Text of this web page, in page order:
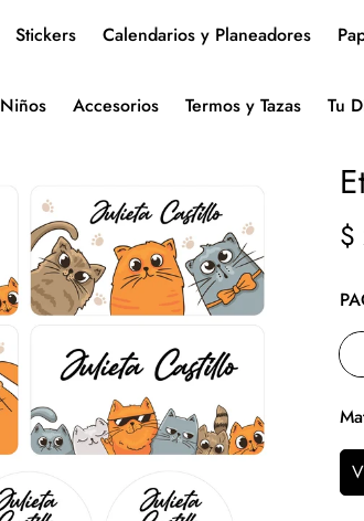
Stickers Calendarios y Planeadores
Niños Accesorios Termos y Tazas Tu
$